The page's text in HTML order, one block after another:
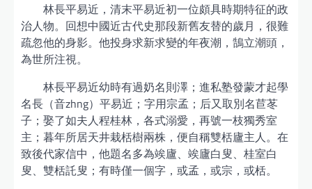
林長平易近，清末平易近初一位頗具時期特征的政
治人物。回想中國近古代史那段新舊友替的歲月，很難
疏忽他的身影。他投身求新求變的年夜潮，鵠立潮頭，
為世所注視。
林長平易近幼時有過奶名則澤；進私塾發蒙才起學
名長（音zhng）平易近；字用宗孟；后又取別名苣苳
子；娶了如夫人程桂林，各式溺愛，再號一枝獨秀室
主；暮年所居天井栽栝樹兩株，便自稱雙栝廬主人。在
致後代家信中，他題名多為竢廬、竢廬白叟、桂室白
叟、雙栝託叟；有時僅一個字，或孟，或宗，或栝。